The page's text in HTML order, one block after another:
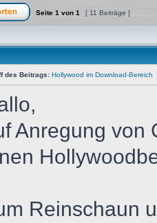
erstellenAuf das Thema antworten
Seite 1 von 1 [ 11 Beiträge ]
des Beitrags: Hollywood im Download-Bereich
Anregung von
Reinschaun